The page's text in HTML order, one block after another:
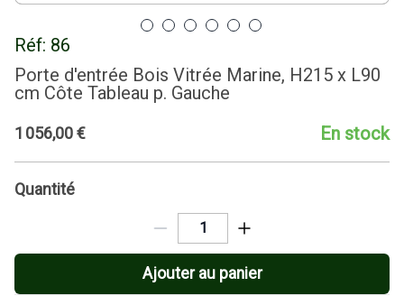
Réf: 86
Porte d'entrée Bois Vitrée Marine, H215 x L90
cm Côte Tableau p. Gauche
1 056,00€ En stock
Quantité
Ajouter au panier